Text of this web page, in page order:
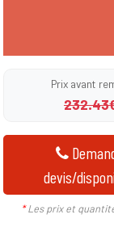
Prix avant
devis/
*Les prix et